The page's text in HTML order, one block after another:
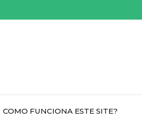
COMO FUNCIONA ESTE SITE?